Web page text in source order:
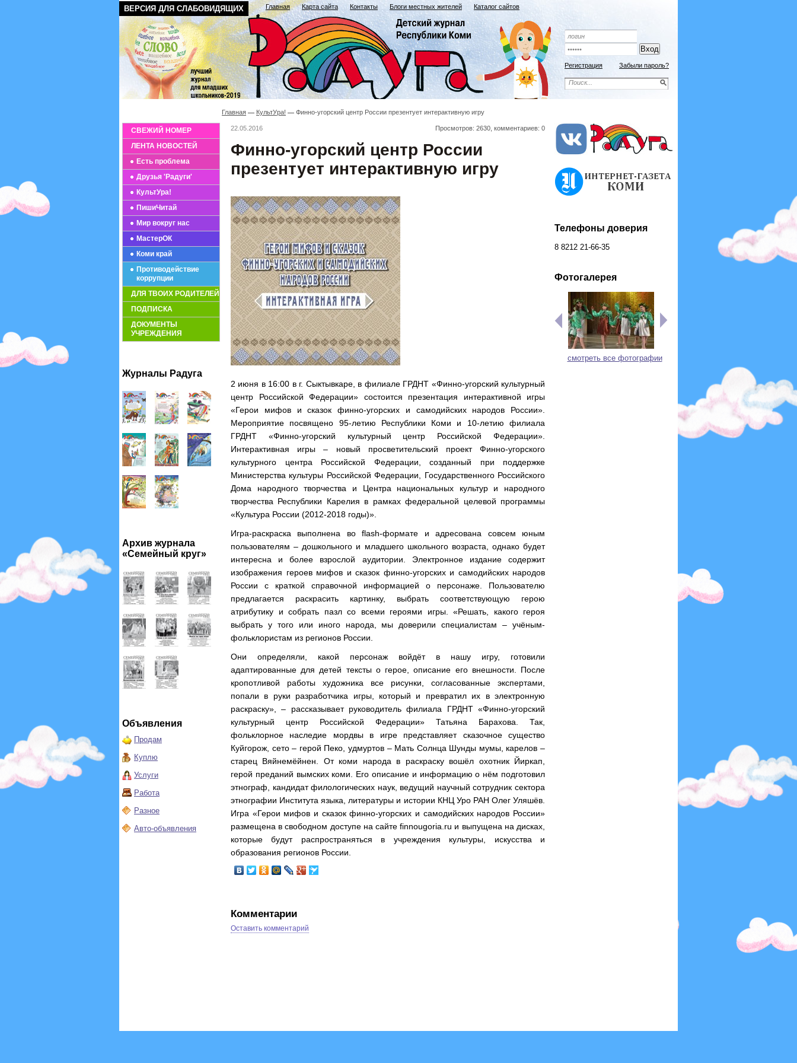
ВЕРСИЯ ДЛЯ СЛАБОВИДЯЩИХ Главная Карта сайта Контакты Блоги местных жителей Каталог сайтов
Регистрация Забыли пароль?
СВЕЖИЙ НОМЕР
ЛЕНТА НОВОСТЕЙ
Есть проблема
Друзья 'Радуги'
КультУра!
ПишиЧитай
Мир вокруг нас
МастерОК
Коми край
Противодействие
коррупции
ДЛЯ ТВОИХ РОДИТЕЛЕЙ
ПОДПИСКА
ДОКУМЕНТЫ
УЧРЕЖДЕНИЯ
Журналы Радуга
Архив журнала
«Семейный круг»
Объявления
Продам
Куплю
Услуги
Работа
Разное
Авто-объявления
Главная КультУра! Финно-угорский центр России презентует интерактивную игру
22.05.2016 Просмотров: 2630, комментариев: 0
Финно-угорский центр России
презентует интерактивную игру
2 июня в 16:00 в г. Сыктывкаре, в филиале ГРДНТ «Финно-угорский культурный
центр Российской Федерации» состоится презентация интерактивной игры
«Герои мифов и сказок финно-угорских и самодийских народов России».
Мероприятие посвящено 95-летию Республики Коми и 10-летию филиала
ГРДНТ «Финно-угорский культурный центр Российской Федерации».
Интерактивная игры – новый просветительский проект Финно-угорского
культурного центра Российской Федерации, созданный при поддержке
Министерства культуры Российской Федерации, Государственного Российского
Дома народного творчества и Центра национальных культур и народного
творчества Республики Карелия в рамках федеральной целевой программы
«Культура России (2012-2018 годы)».
Игра-раскраска выполнена во flash-формате и адресована совсем юным
пользователям – дошкольного и младшего школьного возраста, однако будет
интересна и более взрослой аудитории. Электронное издание содержит
изображения героев мифов и сказок финно-угорских и самодийских народов
России с краткой справочной информацией о персонаже. Пользователю
предлагается раскрасить картинку, выбрать соответствующую герою
атрибутику и собрать пазл со всеми героями игры. «Решать, какого героя
выбрать у того или иного народа, мы доверили специалистам – учёным-
фольклористам из регионов России.
Они определяли, какой персонаж войдёт в нашу игру, готовили
адаптированные для детей тексты о герое, описание его внешности. После
кропотливой работы художника все рисунки, согласованные экспертами,
попали в руки разработчика игры, который и превратил их в электронную
раскраску», – рассказывает руководитель филиала ГРДНТ «Финно-угорский
культурный центр Российской Федерации» Татьяна Барахова. Так,
фольклорное наследие мордвы в игре представляет сказочное существо
Куйгорож, сето – герой Пеко, удмуртов – Мать Солнца Шунды мумы, карелов –
старец Вяйнемёйнен. От коми народа в раскраску вошёл охотник Йиркап,
герой преданий вымских коми. Его описание и информацию о нём подготовил
этнограф, кандидат филологических наук, ведущий научный сотрудник сектора
этнографии Института языка, литературы и истории КНЦ Уро РАН Олег Уляшёв.
Игра «Герои мифов и сказок финно-угорских и самодийских народов России»
размещена в свободном доступе на сайте finnougoria.ru и выпущена на дисках,
которые будут распространяться в учреждения культуры, искусства и
образования регионов России.
Комментарии
Оставить комментарий
Телефоны доверия
8 8212 21-66-35
Фотогалерея
смотреть все фотографии